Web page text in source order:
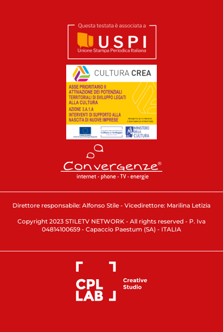
Direttore responsabile: Alfonso Stile - Vicedirettore: Marilina Letizia
Copyright 2023 STILETV NETWORK - All rights reserved - P. Iva
04814100659 - Capaccio Paestum (SA) - ITALIA